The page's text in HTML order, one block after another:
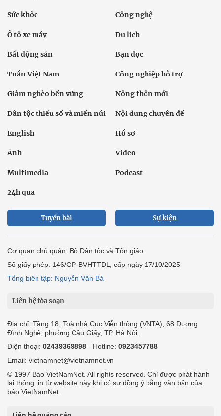
Sức khỏe Công nghệ
Ô tô xe máy Du lịch
Bất động sản Bạn đọc
Tuần Việt Nam Công nghiệp hỗ trợ
Giảm nghèo bền vững Nông thôn mới
Dân tộc thiểu số và miền núi Nội dung chuyên đề
English Hồ sơ
Ảnh Video
Multimedia Podcast
24h qua
Tuyến bài Sự kiện
Cơ quan chủ quản: Bộ Dân tộc và Tôn giáo
Số giấy phép: 146/GP-BVHTTDL, cấp ngày 17/10/2025
Tổng biên tập: Nguyễn Văn Bá
Liên hệ tòa soạn
Địa chỉ: Tầng 18, Toà nhà Cục Viễn thông (VNTA), 68 Dương
Đình Nghệ, phường Cầu Giấy, TP. Hà Nội.
Điện thoại: 02439369898 - Hotline: 0923457788
Email: vietnamnet@vietnamnet.vn
© 1997 Báo VietNamNet. All rights reserved. Chỉ được phát hành
lại thông tin từ website này khi có sự đồng ý bằng văn bản của
báo VietNamNet.